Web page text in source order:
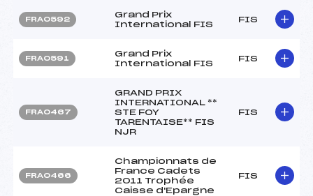
FRA0592
Grand Prix
International FIS
FIS
FRA0591
Grand Prix
International FIS
FIS
FRA0467
GRAND PRIX
INTERNATIONAL **
STE FOY
TARENTAISE** FIS
NJR
FIS
FRA0466
Championnats de
France Cadets
2011 Trophée
Caisse d'Epargne
FIS